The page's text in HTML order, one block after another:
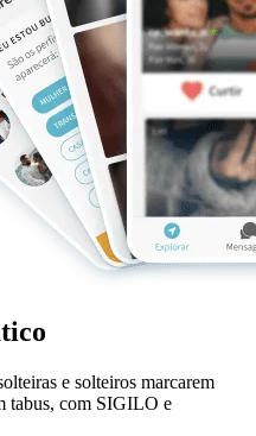
e solteiros marcarem
tabus, com SIGILO e